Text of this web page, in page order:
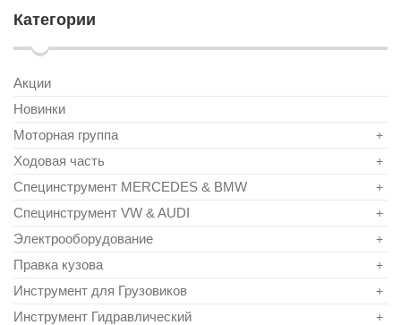
Категории
Акции
Новинки
Моторная группа
+
Ходовая часть +
Специнструмент MERCEDES & BMW +
Специнструмент VW & AUDI +
Электрооборудование +
Правка кузова +
Инструмент для Грузовиков +
Инструмент Гидравлический +